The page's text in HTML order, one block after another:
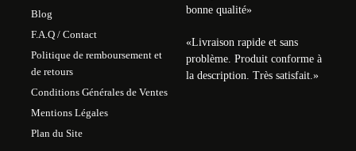
Blog
F.A.Q / Contact
Politique de remboursement et
de retours
Conditions Générales de Ventes
Mentions Légales
Plan du Site
bonne qualité»
«Livraison rapide et sans
problème. Produit conforme à
la description. Très satisfait. »